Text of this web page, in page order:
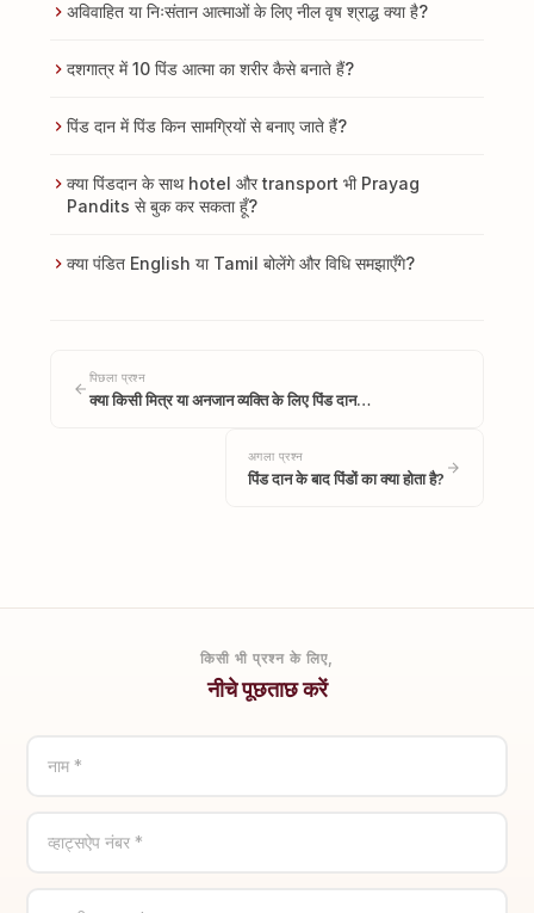
अविवाहित या निःसंतान आत्माओं के लिए नील वृष श्राद्ध क्या है?
दशगात्र में 10 पिंड आत्मा का शरीर कैसे बनाते हैं?
पिंड दान में पिंड किन सामग्रियों से बनाए जाते हैं?
क्या पिंडदान के साथ hotel और transport भी Prayag
Pandits से बुक कर सकता हूँ?
क्या पंडित English या Tamil बोलेंगे और विधि समझाएँगे?
पिछला प्रश्न
क्या किसी मित्र या अनजान व्यक्ति के लिए पिंड दान…
अगला प्रश्न
पिंड दान के बाद पिंडों का क्या होता है?
किसी भी प्रश्न के लिए,
नीचे पूछताछ करें
नाम *
व्हाट्सऐप नंबर *